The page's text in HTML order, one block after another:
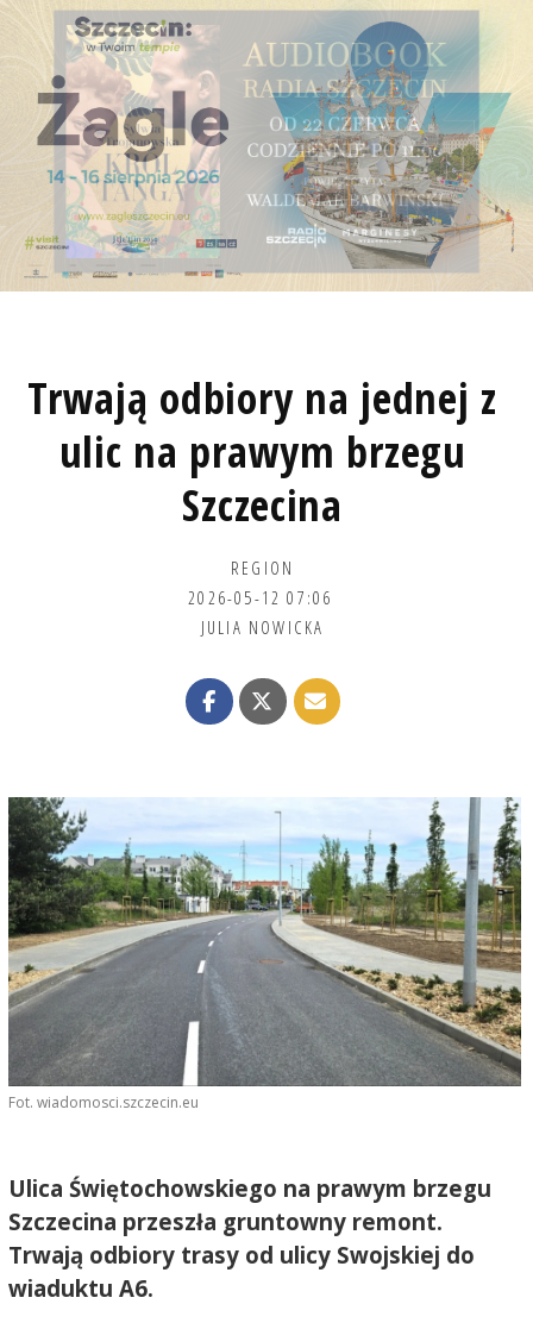
Trwają odbiory na jednej z
ulic na prawym brzegu
Szczecina
REGION
2026-05-12 07:06
JULIA NOWICKA
Fot. wiadomosci.szczecin.eu
Ulica Świętochowskiego na prawym brzegu
Szczecina przeszła gruntowny remont.
Trwają odbiory trasy od ulicy Swojskiej do
wiaduktu A6.